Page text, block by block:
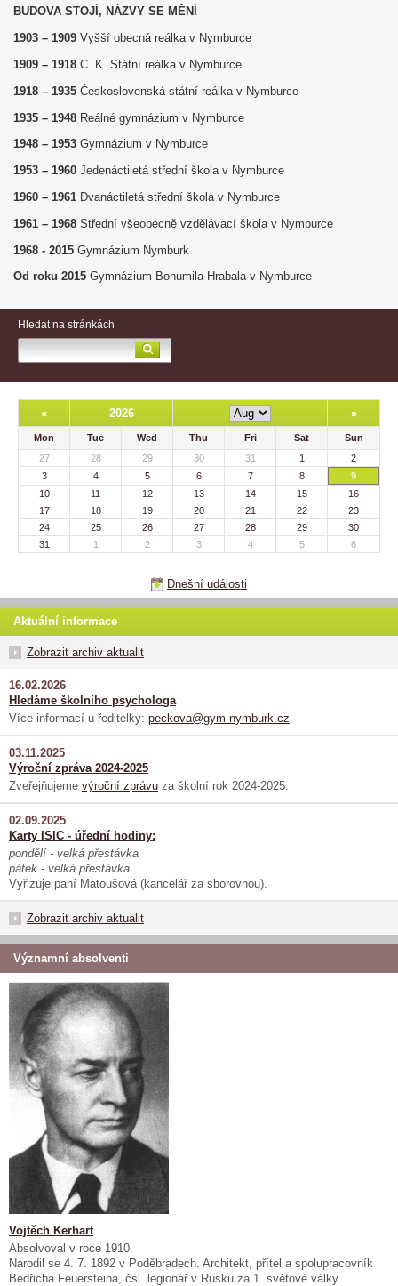
BUDOVA STOJÍ, NÁZVY SE MĚNÍ
1903 – 1909 Vyšší obecná reálka v Nymburce
1909 – 1918 C. K. Státní reálka v Nymburce
1918 – 1935 Československá státní reálka v Nymburce
1935 – 1948 Reálné gymnázium v Nymburce
1948 – 1953 Gymnázium v Nymburce
1953 – 1960 Jedenáctiletá střední škola v Nymburce
1960 – 1961 Dvanáctiletá střední škola v Nymburce
1961 – 1968 Střední všeobecně vzdělávací škola v Nymburce
1968 - 2015 Gymnázium Nymburk
Od roku 2015 Gymnázium Bohumila Hrabala v Nymburce
Hledat na stránkách
« 2026 »
Mon Tue Wed Thu Fri Sat
Sun
27
28 29 30 31 1
2
3
4 5 6 7 8
9
10
11 12 13 14 15
16
17
18 19 20 21 22
23
24
25 26 27 28 29
30
31
1 2 3 4 5 6
Dnešní události
Aktuální informace
Zobrazit archiv aktualit
16.02.2026
Hledáme školního psychologa
Více informací u ředitelky: peckova@gym-nymburk.cz
03.11.2025
Výroční zpráva 2024-2025
Zveřejňujeme výroční zprávu za školní rok 2024-2025.
02.09.2025
Karty ISIC - úřední hodiny:
pondělí - velká přestávka
pátek - velká přestávka
Vyřizuje paní Matoušová (kancelář za sborovnou).
Zobrazit archiv aktualit
Významní absolventi
Vojtěch Kerhart
Absolvoval v roce 1910.
Narodil se 4. 7. 1892 v Poděbradech. Architekt, přítel a spolupracovník
Bedřicha Feuersteina, čsl. legionář v Rusku za 1. světové války